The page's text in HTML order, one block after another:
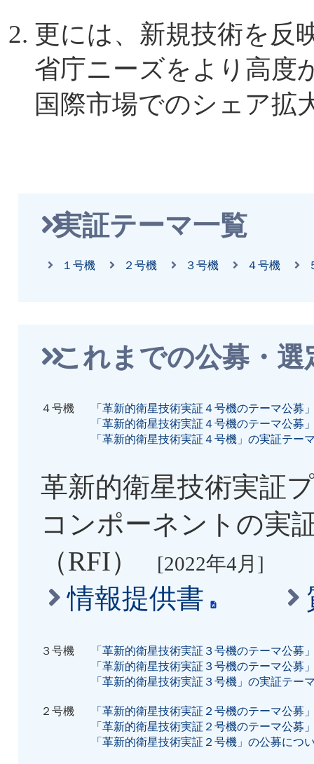
革新的衛星技術実証4号
る低軌道衛星MIMO技術
した
記者説明会がJAXA
革新的衛星技術実証４
2026/03/18
「革新的衛星技術実証
リリースを掲載しました
2026/03/13
「人に聞く ～4号機に
2026/03/13
「人に聞く ～4号機に
更には、新規技術を反
省庁ニーズをより高度
国際市場でのシェア拡
実証テーマ一覧
１号機 ２号機 ３号機 ４号機
これまでの公募・選
４号機
「革新的衛星技術実証４号機のテーマ公募
「革新的衛星技術実証４号機のテーマ公募
「革新的衛星技術実証４号機」の実証テー
革新的衛星技術実証
コンポーネントの実
（RFI）
[2022年4月]
情報提供書
３号機
「革新的衛星技術実証３号機のテーマ公募
「革新的衛星技術実証３号機のテーマ公募
「革新的衛星技術実証３号機」の実証テー
２号機
「革新的衛星技術実証２号機のテーマ公募
「革新的衛星技術実証２号機のテーマ公募
「革新的衛星技術実証２号機」の公募につ